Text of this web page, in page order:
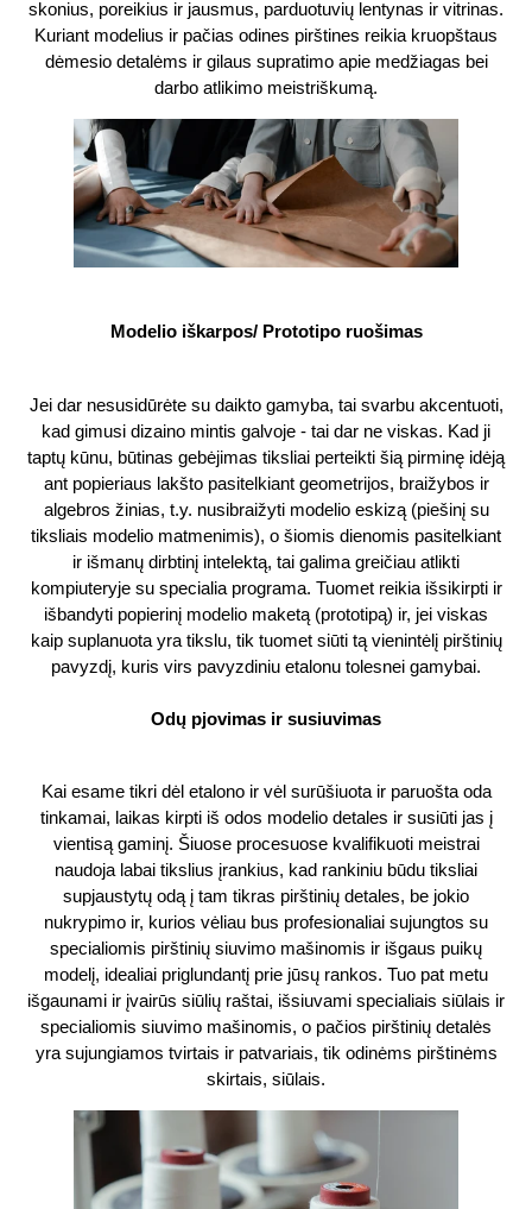
skonius, poreikius ir jausmus, parduotuvių lentynas ir vitrinas.
Kuriant modelius ir pačias odines pirštines reikia kruopštaus
dėmesio detalėms ir gilaus supratimo apie medžiagas bei
darbo atlikimo meistriškumą.
Modelio iškarpos/ Prototipo ruošimas
Jei dar nesusidūrėte su daikto gamyba, tai svarbu akcentuoti,
kad gimusi dizaino mintis galvoje - tai dar ne viskas. Kad ji
taptų kūnu, būtinas gebėjimas tiksliai perteikti šią pirminę idėją
ant popieriaus lakšto pasitelkiant geometrijos, braižybos ir
algebros žinias, t.y. nusibraižyti modelio eskizą (piešinį su
tiksliais modelio matmenimis), o šiomis dienomis pasitelkiant
ir išmanų dirbtinį intelektą, tai galima greičiau atlikti
kompiuteryje su specialia programa. Tuomet reikia išsikirpti ir
išbandyti popierinį modelio maketą (prototipą) ir, jei viskas
kaip suplanuota yra tikslu, tik tuomet siūti tą vienintėlį pirštinių
pavyzdį, kuris virs pavyzdiniu etalonu tolesnei gamybai.
Odų pjovimas ir susiuvimas
Kai esame tikri dėl etalono ir vėl surūšiuota ir paruošta oda
tinkamai, laikas kirpti iš odos modelio detales ir susiūti jas į
vientisą gaminį. Šiuose procesuose kvalifikuoti meistrai
naudoja labai tikslius įrankius, kad rankiniu būdu tiksliai
supjaustytų odą į tam tikras pirštinių detales, be jokio
nukrypimo ir, kurios vėliau bus profesionaliai sujungtos su
specialiomis pirštinių siuvimo mašinomis ir išgaus puikų
modelį, idealiai priglundantį prie jūsų rankos. Tuo pat metu
išgaunami ir įvairūs siūlių raštai, išsiuvami specialiais siūlais ir
specialiomis siuvimo mašinomis, o pačios pirštinių detalės
yra sujungiamos tvirtais ir patvariais, tik odinėms pirštinėms
skirtais, siūlais.